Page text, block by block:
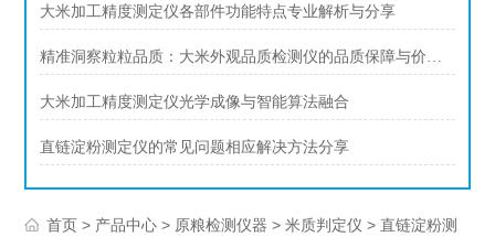
大米加工精度测定仪各部件功能特点专业解析与分享
精准洞察粒粒品质：大米外观品质检测仪的品质保障与价值提升
大米加工精度测定仪光学成像与智能算法融合
直链淀粉测定仪的常见问题相应解决方法分享
首页 > 产品中心 > 原粮检测仪器 >米质判定仪 > 直链淀粉测